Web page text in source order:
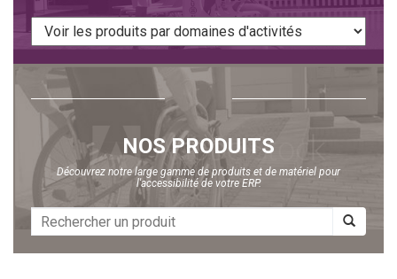
NOS PRODUITS
Découvrez notre large gamme de produits et de matériel pour
l'accessibilité de votre ERP.